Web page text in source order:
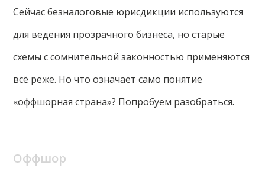
Сейчас безналоговые юрисдикции используются
для ведения прозрачного бизнеса, но старые
схемы с сомнительной законностью применяются
всё реже. Но что означает само понятие
«оффшорная страна»? Попробуем разобраться.
Оффшор